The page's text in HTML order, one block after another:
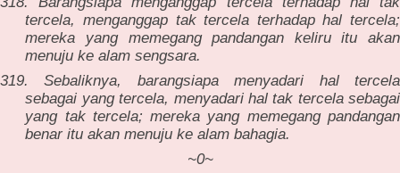
tercela, menganggap tak tercela terhadap hal tercela;
mereka yang memegang pandangan keliru itu akan
menuju ke alam sengsara.
319. Sebaliknya, barangsiapa menyadari hal tercela
sebagai yang tercela, menyadari hal tak tercela sebagai
yang tak tercela; mereka yang memegang pandangan
benar itu akan menuju ke alam bahagia.
~0~